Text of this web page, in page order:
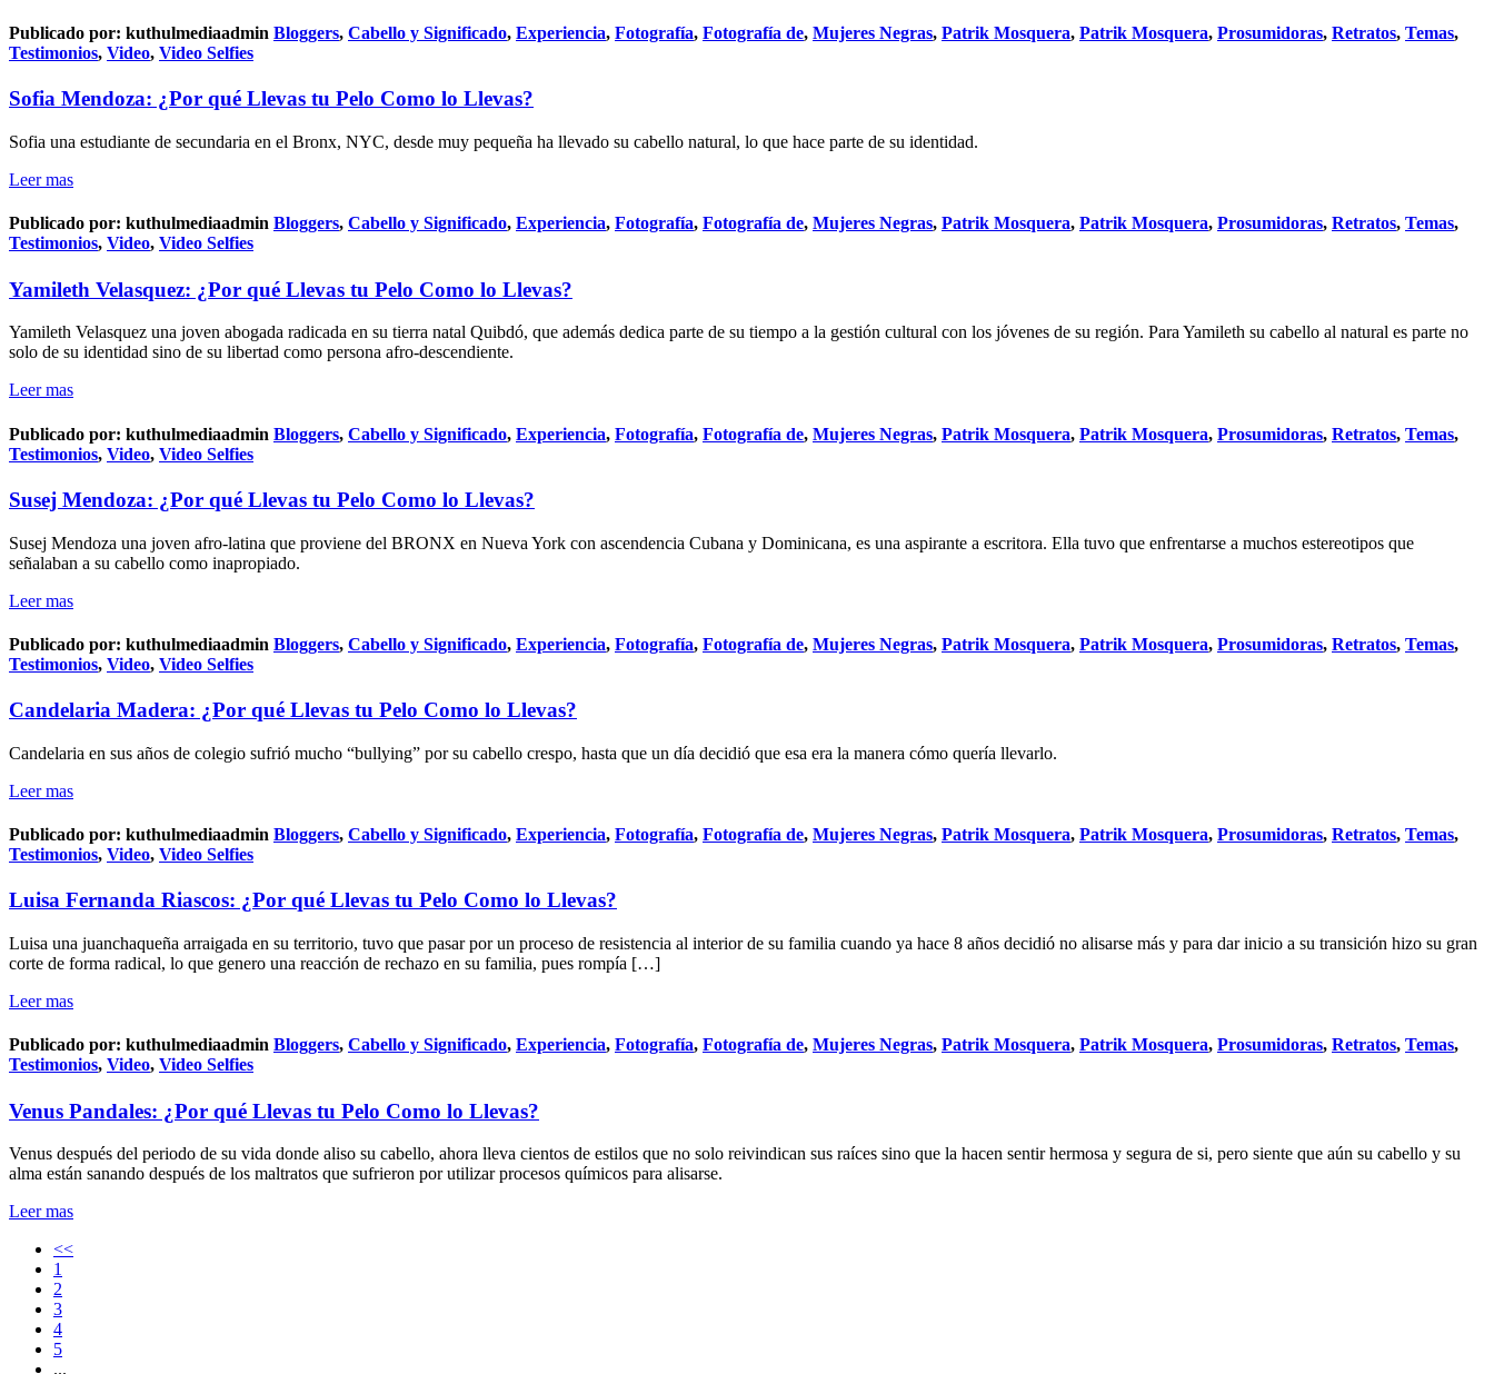
Publicado por: kuthulmediaadmin Bloggers, Cabello y Significado, Experiencia, Fotografía, Fotografía de, Mujeres Negras, Patrik Mosquera, Patrik Mosquera, Prosumidoras, Retratos, Temas,
Testimonios, Video, Video Selfies
Sofia Mendoza: ¿Por qué Llevas tu Pelo Como lo Llevas?
Sofia una estudiante de secundaria en el Bronx, NYC, desde muy pequeña ha llevado su cabello natural, lo que hace parte de su identidad.
Leer mas
Publicado por: kuthulmediaadmin Bloggers, Cabello y Significado, Experiencia, Fotografía, Fotografía de, Mujeres Negras, Patrik Mosquera, Patrik Mosquera, Prosumidoras, Retratos, Temas,
Testimonios, Video, Video Selfies
Yamileth Velasquez: ¿Por qué Llevas tu Pelo Como lo Llevas?
Yamileth Velasquez una joven abogada radicada en su tierra natal Quibdó, que además dedica parte de su tiempo a la gestión cultural con los jóvenes de su región. Para Yamileth su cabello al natural es parte no
solo de su identidad sino de su libertad como persona afro-descendiente.
Leer mas
Publicado por: kuthulmediaadmin Bloggers, Cabello y Significado, Experiencia, Fotografía, Fotografía de, Mujeres Negras, Patrik Mosquera, Patrik Mosquera, Prosumidoras, Retratos, Temas,
Testimonios, Video, Video Selfies
Susej Mendoza: ¿Por qué Llevas tu Pelo Como lo Llevas?
Susej Mendoza una joven afro-latina que proviene del BRONX en Nueva York con ascendencia Cubana y Dominicana, es una aspirante a escritora. Ella tuvo que enfrentarse a muchos estereotipos que
señalaban a su cabello como inapropiado.
Leer mas
Publicado por: kuthulmediaadmin Bloggers, Cabello y Significado, Experiencia, Fotografía, Fotografía de, Mujeres Negras, Patrik Mosquera, Patrik Mosquera, Prosumidoras, Retratos, Temas,
Testimonios, Video, Video Selfies
Candelaria Madera: ¿Por qué Llevas tu Pelo Como lo Llevas?
Candelaria en sus años de colegio sufrió mucho “bullying” por su cabello crespo, hasta que un día decidió que esa era la manera cómo quería llevarlo.
Leer mas
Publicado por: kuthulmediaadmin Bloggers, Cabello y Significado, Experiencia, Fotografía, Fotografía de, Mujeres Negras, Patrik Mosquera, Patrik Mosquera, Prosumidoras, Retratos, Temas,
Testimonios, Video, Video Selfies
Luisa Fernanda Riascos: ¿Por qué Llevas tu Pelo Como lo Llevas?
Luisa una juanchaqueña arraigada en su territorio, tuvo que pasar por un proceso de resistencia al interior de su familia cuando ya hace 8 años decidió no alisarse más y para dar inicio a su transición hizo su gran
corte de forma radical, lo que genero una reacción de rechazo en su familia, pues rompía […]
Leer mas
Publicado por: kuthulmediaadmin Bloggers, Cabello y Significado, Experiencia, Fotografía, Fotografía de, Mujeres Negras, Patrik Mosquera, Patrik Mosquera, Prosumidoras, Retratos, Temas,
Testimonios, Video, Video Selfies
Venus Pandales: ¿Por qué Llevas tu Pelo Como lo Llevas?
Venus después del periodo de su vida donde aliso su cabello, ahora lleva cientos de estilos que no solo reivindican sus raíces sino que la hacen sentir hermosa y segura de si, pero siente que aún su cabello y su
alma están sanando después de los maltratos que sufrieron por utilizar procesos químicos para alisarse.
Leer mas
<<
1
2
3
4
5
...